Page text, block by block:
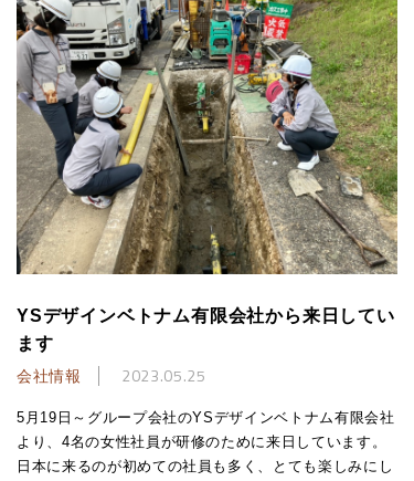
YSデザインベトナム有限会社から来日してい
ます
会社情報 2023.05.25
5月19日～グループ会社のYSデザインベトナム有限会社
より、4名の女性社員が研修のために来日しています。
日本に来るのが初めての社員も多く、とても楽しみにし